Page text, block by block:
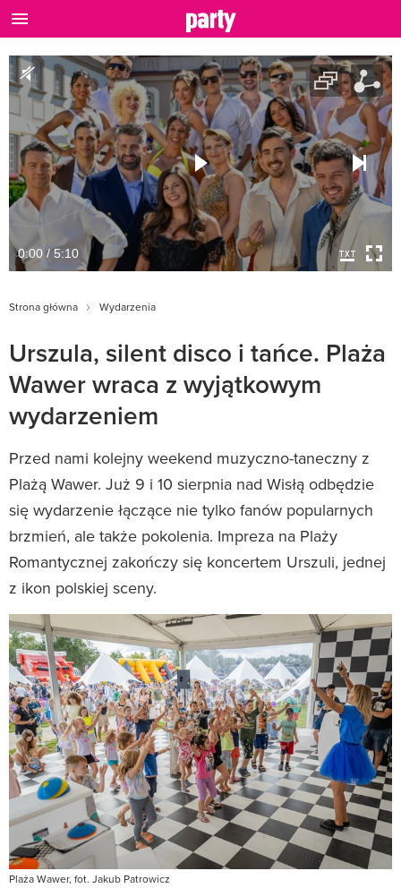
0:00 / 5:10
Strona główna Wydarzenia
Urszula, silent disco i tańce. Plaża
Wawer wraca z wyjątkowym
wydarzeniem
Przed nami kolejny weekend muzyczno-taneczny z
Plażą Wawer. Już 9 i 10 sierpnia nad Wisłą odbędzie
się wydarzenie łączące nie tylko fanów popularnych
brzmień, ale także pokolenia. Impreza na Plaży
Romantycznej zakończy się koncertem Urszuli, jednej
z ikon polskiej sceny.
Plaża Wawer, fot. Jakub Patrowicz